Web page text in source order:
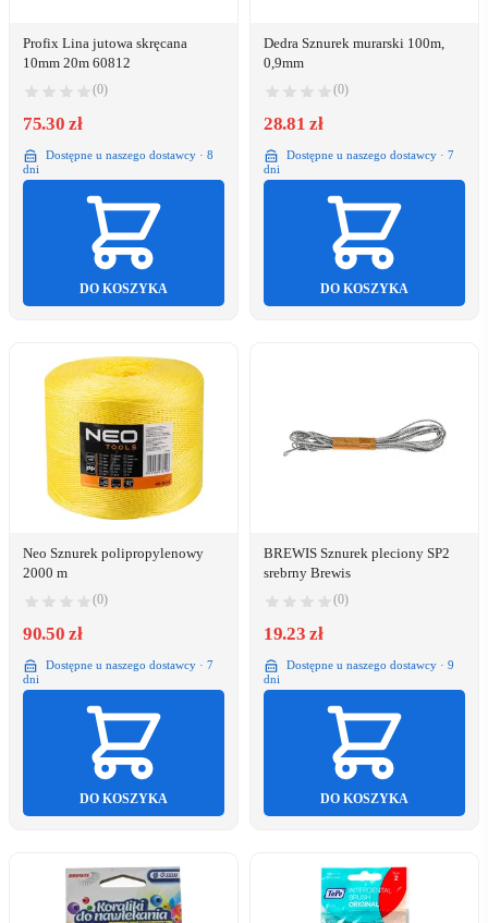
Profix Lina jutowa skręcana
10mm 20m 60812
(0)
75.30 zł
Dostępne u naszego dostawcy · 8
dni
DO KOSZYKA
Dedra Sznurek murarski 100m,
0,9mm
(0)
28.81 zł
Dostępne u naszego dostawcy · 7
dni
DO KOSZYKA
Neo Sznurek polipropylenowy
2000 m
(0)
90.50 zł
Dostępne u naszego dostawcy · 7
dni
DO KOSZYKA
BREWIS Sznurek pleciony SP2
srebrny Brewis
(0)
19.23 zł
Dostępne u naszego dostawcy · 9
dni
DO KOSZYKA